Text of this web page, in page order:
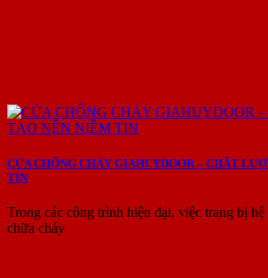
CỬA CHỐNG CHÁY GIAHUYDOOR – CHẤT
TIN
Trong các công trình hiện đại, việc trang bị
chữa cháy